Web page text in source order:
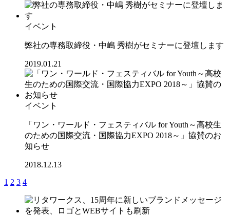
イベント
弊社の専務取締役・中嶋 秀樹がセミナーに登壇します
2019.01.21
イベント
「ワン・ワールド・フェスティバル for Youth～高校生
のための国際交流・国際協力EXPO 2018～」協賛のお
知らせ
2018.12.13
1 2 3 4